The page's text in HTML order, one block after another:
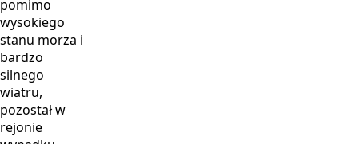
pomimo
wysokiego
stanu morza i
bardzo
silnego
wiatru,
pozostał w
rejonie